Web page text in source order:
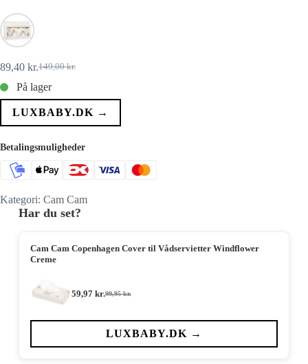
149,00kr.
Den
oprindelige
pris
var:
89,40 kr.Den
aktuelle
pris
er:
På lager
LUXBABY.DK →
Betalingsmuligheder
Kategori: Cam Cam
Har du set?
Cam Cam Copenhagen Cover til Vådservietter Windflower
Creme
99,95kr.
Den
pris
var:
59,97 kr.Den
pris
er:
LUXBABY.DK →